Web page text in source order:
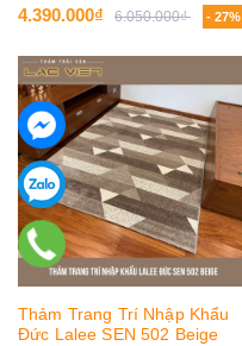
4.390.000₫ 6.050.000₫ - 27%
Thảm Trang Trí Nhập Khẩu
Đức Lalee SEN 502 Beige